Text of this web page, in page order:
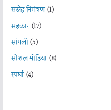
सस्नेह निमंत्रण(1)
सहकार(17)
सांगली(5)
सोशल मीडिया(8)
स्पर्धा(4)